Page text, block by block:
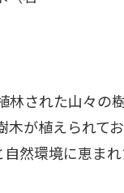
された山々の樹
が植えられて
然環境に恵ま